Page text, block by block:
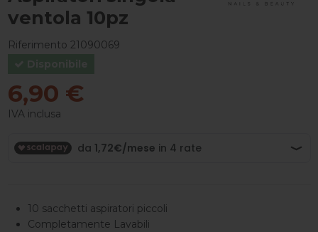
ventola 10pz
Riferimento 21090069
6,90 €
IVA inclusa
10 sacchetti aspiratori piccoli
Completamente Lavabili